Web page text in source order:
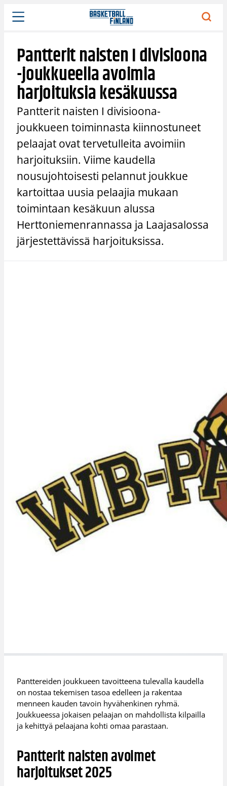
Siirry
sisältöön
Pantterit naisten I divisioona
-joukkueella avoimia
harjoituksia kesäkuussa
Pantterit naisten I divisioona-
joukkueen toiminnasta kiinnostuneet
pelaajat ovat tervetulleita avoimiin
harjoituksiin. Viime kaudella
nousujohtoisesti pelannut joukkue
kartoittaa uusia pelaajia mukaan
toimintaan kesäkuun alussa
Herttoniemenrannassa ja Laajasalossa
järjestettävissä harjoituksissa.
Panttereiden joukkueen tavoitteena tulevalla kaudella
on nostaa tekemisen tasoa edelleen ja rakentaa
menneen kauden tavoin hyvähenkinen ryhmä.
Joukkueessa jokaisen pelaajan on mahdollista kilpailla
ja kehittyä pelaajana kohti omaa parastaan.
Pantterit naisten avoimet
harjoitukset 2025